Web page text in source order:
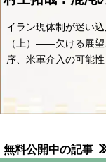
イラン現体制が迷い
（上）――欠ける展
序、米軍介入の可能性
無料公開中の記事